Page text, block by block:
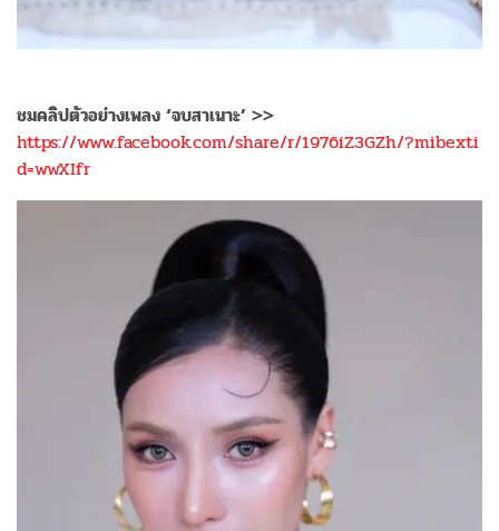
ชมคลิปตัวอย่างเพลง ‘จบสาเนาะ’ >>
https://www.facebook.com/share/r/1976iZ3GZh/?mibexti
d=wwXIfr